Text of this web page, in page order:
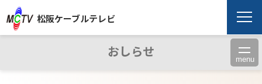
松阪ケーブルテレビ
おしらせ menu